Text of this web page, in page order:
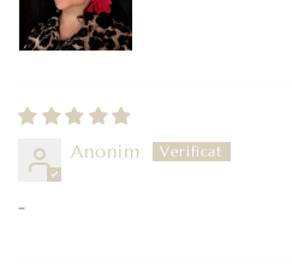
Anonim
-